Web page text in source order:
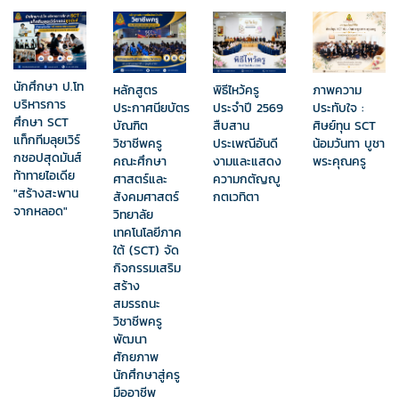
นักศึกษา ป.โท
บริหารการ
ศึกษา SCT
แท็กทีมลุยเวิร์
กชอปสุดมันส์
ท้าทายไอเดีย
"สร้างสะพาน
จากหลอด"
หลักสูตร
ประกาศนียบัตร
บัณฑิต
วิชาชีพครู
คณะศึกษา
ศาสตร์และ
สังคมศาสตร์
วิทยาลัย
เทคโนโลยีภาค
ใต้ (SCT) จัด
กิจกรรมเสริม
สร้าง
สมรรถนะ
วิชาชีพครู
พัฒนา
ศักยภาพ
นักศึกษาสู่ครู
มืออาชีพ
พิธีไหว้ครู
ประจำปี 2569
สืบสาน
ประเพณีอันดี
งามและแสดง
ความกตัญญู
กตเวทิตา
ภาพความ
ประทับใจ :
ศิษย์ทุน SCT
น้อมวันทา บูชา
พระคุณครู